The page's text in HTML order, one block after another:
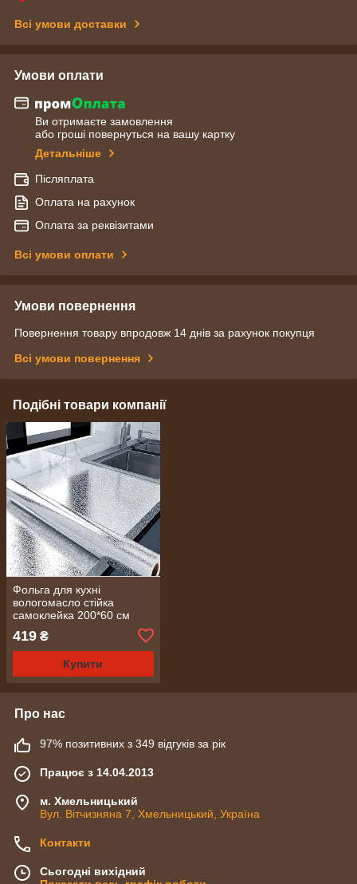
Всі умови доставки
Умови оплати
Ви отримаєте замовлення
або гроші повернуться на вашу картку
Детальніше
Післяплата
Оплата на рахунок
Оплата за реквізитами
Всі умови оплати
Умови повернення
Повернення товару впродовж 14 днів за рахунок покупця
Всі умови повернення
Подібні товари компанії
Фольга для кухні
вологомасло стійка
самоклейка 200*60 см
419 ₴
Купити
Про нас
97% позитивних з 349 відгуків за рік
Працює з 14.04.2013
м. Хмельницький
Вул. Вітчизняна 7, Хмельницький, Україна
Контакти
Сьогодні вихідний